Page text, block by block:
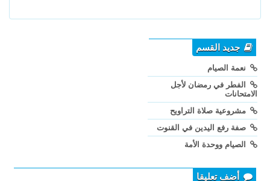
جديد القسم
نعمة الصيام
الفطر في رمضان لأجل
الامتحانات
مشروعية صلاة التراويح
صفة رفع اليدين في القنوت
الصيام ووحدة الأمة
أضف تعليقا